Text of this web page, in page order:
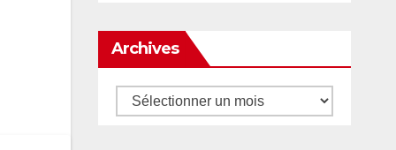
Archives
Archives